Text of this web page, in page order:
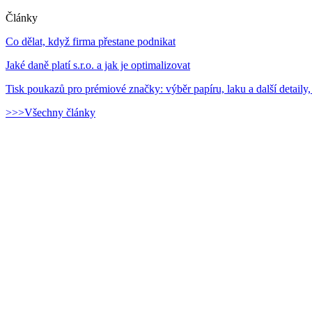
Články
Co dělat, když firma přestane podnikat
Jaké daně platí s.r.o. a jak je optimalizovat
Tisk poukazů pro prémiové značky: výběr papíru, laku a další
>>>Všechny články